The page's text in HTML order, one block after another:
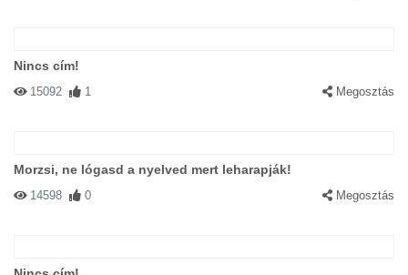
Nincs cím!
15092 1 Megosztás
Morzsi, ne lógasd a nyelved mert leharapják!
14598 0 Megosztás